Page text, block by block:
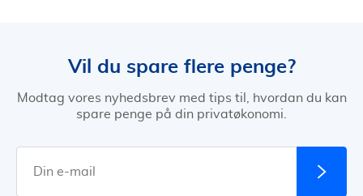
Vil du spare flere penge?
Modtag vores nyhedsbrev med tips til, hvordan du kan
spare penge på din privatøkonomi.